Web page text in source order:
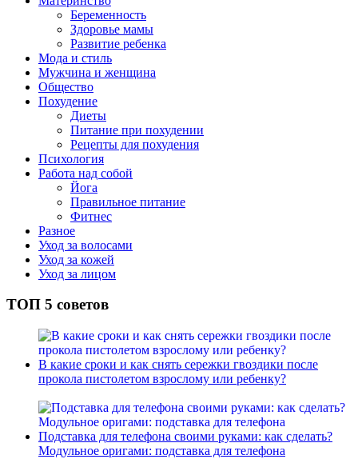
Беременность
Здоровье мамы
Развитие ребенка
Мода и стиль
Мужчина и женщина
Общество
Похудение
Диеты
Питание при похудении
Рецепты для похудения
Психология
Работа над собой
Йога
Правильное питание
Фитнес
Разное
Уход за волосами
Уход за кожей
Уход за лицом
ТОП 5 советов
В какие сроки и как снять сережки гвоздики после
прокола пистолетом взрослому или ребенку?
Подставка для телефона своими руками: как сделать?
Модульное оригами: подставка для телефона